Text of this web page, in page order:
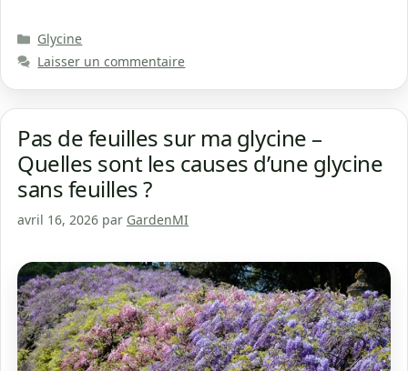
Catégories
Glycine
Laisser un commentaire
Pas de feuilles sur ma glycine –
Quelles sont les causes d’une glycine
sans feuilles ?
avril 16, 2026 par GardenMI